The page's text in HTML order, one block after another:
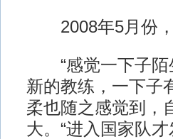
2008年5月份，
“感觉一下子陌
新的教练，一下子
柔也随之感觉到，
大。“进入国家队